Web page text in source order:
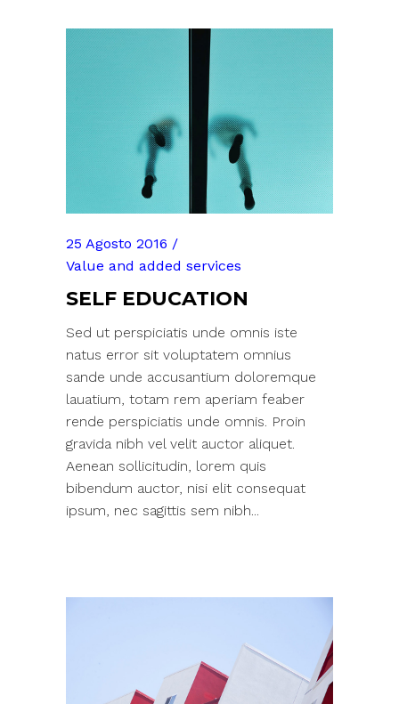
25 Agosto 2016
Value and added services
SELF EDUCATION
Sed ut perspiciatis unde omnis iste
natus error sit voluptatem omnius
sande unde accusantium doloremque
lauatium, totam rem aperiam feaber
rende perspiciatis unde omnis. Proin
gravida nibh vel velit auctor aliquet.
Aenean sollicitudin, lorem quis
bibendum auctor, nisi elit consequat
ipsum, nec sagittis sem nibh...